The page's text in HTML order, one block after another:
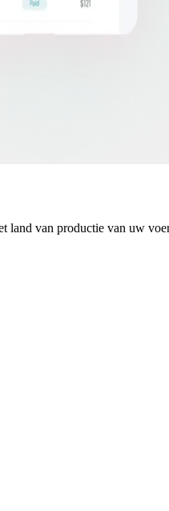
van productie van uw